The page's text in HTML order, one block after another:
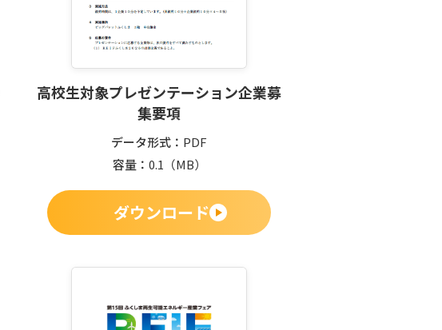
高校生対象プレゼンテーション企業募
集要項
データ形式
PDF
容量
0.1 （MB）
ダウンロード